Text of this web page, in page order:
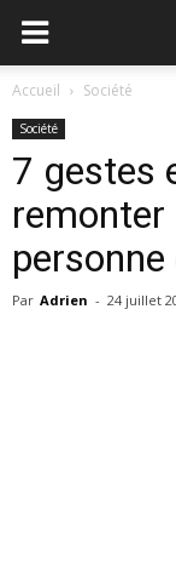
Accueil Société
Société
7 gestes
remonter
personne
Par Adrien - 24 juillet